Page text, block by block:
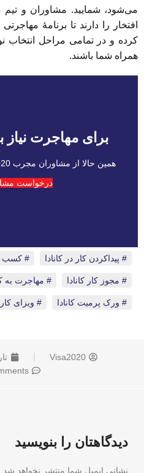
می‌شود، شمایید. مشاوران و
افتخار را دارند تا برنامۀ
کرده و در تمامی مراحل
همراه شما باشند.
برای مهاجرت نیاز
همین حالا از مشاوران مجرب VISA2020 وقت مشاوره بگیرید
درخواست
پیداکردن کار در کانادا کسب
مجوز کار کانادا مهاجرت به
ورک پرمیت کانادا ویزای کار
Visa2020
دیدگاهتان را بنویسید
نشانی ایمیل شما منتشر نخواهد شد.